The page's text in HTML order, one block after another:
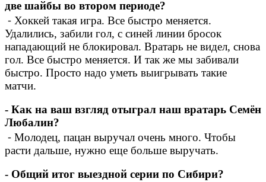
две шайбы во втором периоде?
⁃ Хоккей такая игра. Все быстро меняется.
Удалились, забили гол, с синей линии бросок
нападающий не блокировал. Вратарь не видел, снова
гол. Все быстро меняется. И так же мы забивали
быстро. Просто надо уметь выигрывать такие
матчи.
- Как на ваш взгляд отыграл наш вратарь Семён
Любалин?
⁃ Молодец, пацан выручал очень много. Чтобы
расти дальше, нужно еще больше выручать.
- Общий итог выездной серии по Сибири?